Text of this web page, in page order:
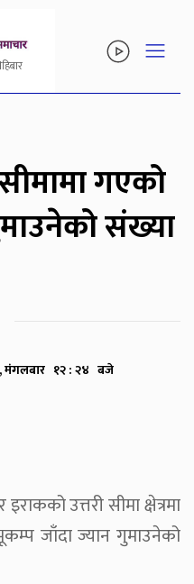
गएको
संख्या
मंगलबार १२ : २४ बजे
उत्तरी सीमा क्षेत्रमा
जाँदा ज्यान गुमाउनेको